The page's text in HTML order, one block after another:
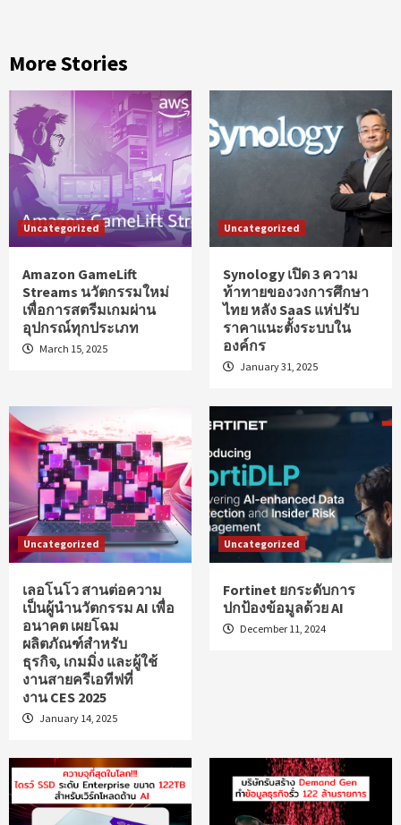
More Stories
Uncategorized
Amazon GameLift
Streams นวัตกรรมใหม่
เพื่อการสตรีมเกมผ่าน
อุปกรณ์ทุกประเภท
March 15, 2025
Uncategorized
Synology เปิด 3 ความ
ท้าทายของวงการศึกษา
ไทย หลัง SaaS แห่ปรับ
ราคาแนะตั้งระบบใน
องค์กร
January 31, 2025
Uncategorized
เลอโนโว สานต่อความ
เป็นผู้นำนวัตกรรม AI เพื่อ
อนาคต เผยโฉม
ผลิตภัณฑ์สำหรับ
ธุรกิจ, เกมมิ่ง และผู้ใช้
งานสายครีเอทีฟที่
งาน CES 2025
January 14, 2025
Uncategorized
Fortinet ยกระดับการ
ปกป้องข้อมูลด้วย AI
December 11, 2024